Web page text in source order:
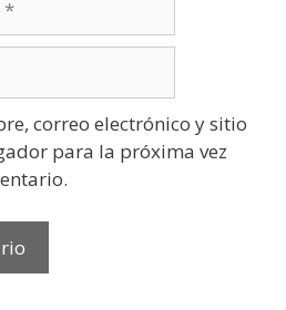
correo electrónico y sitio
para la próxima vez